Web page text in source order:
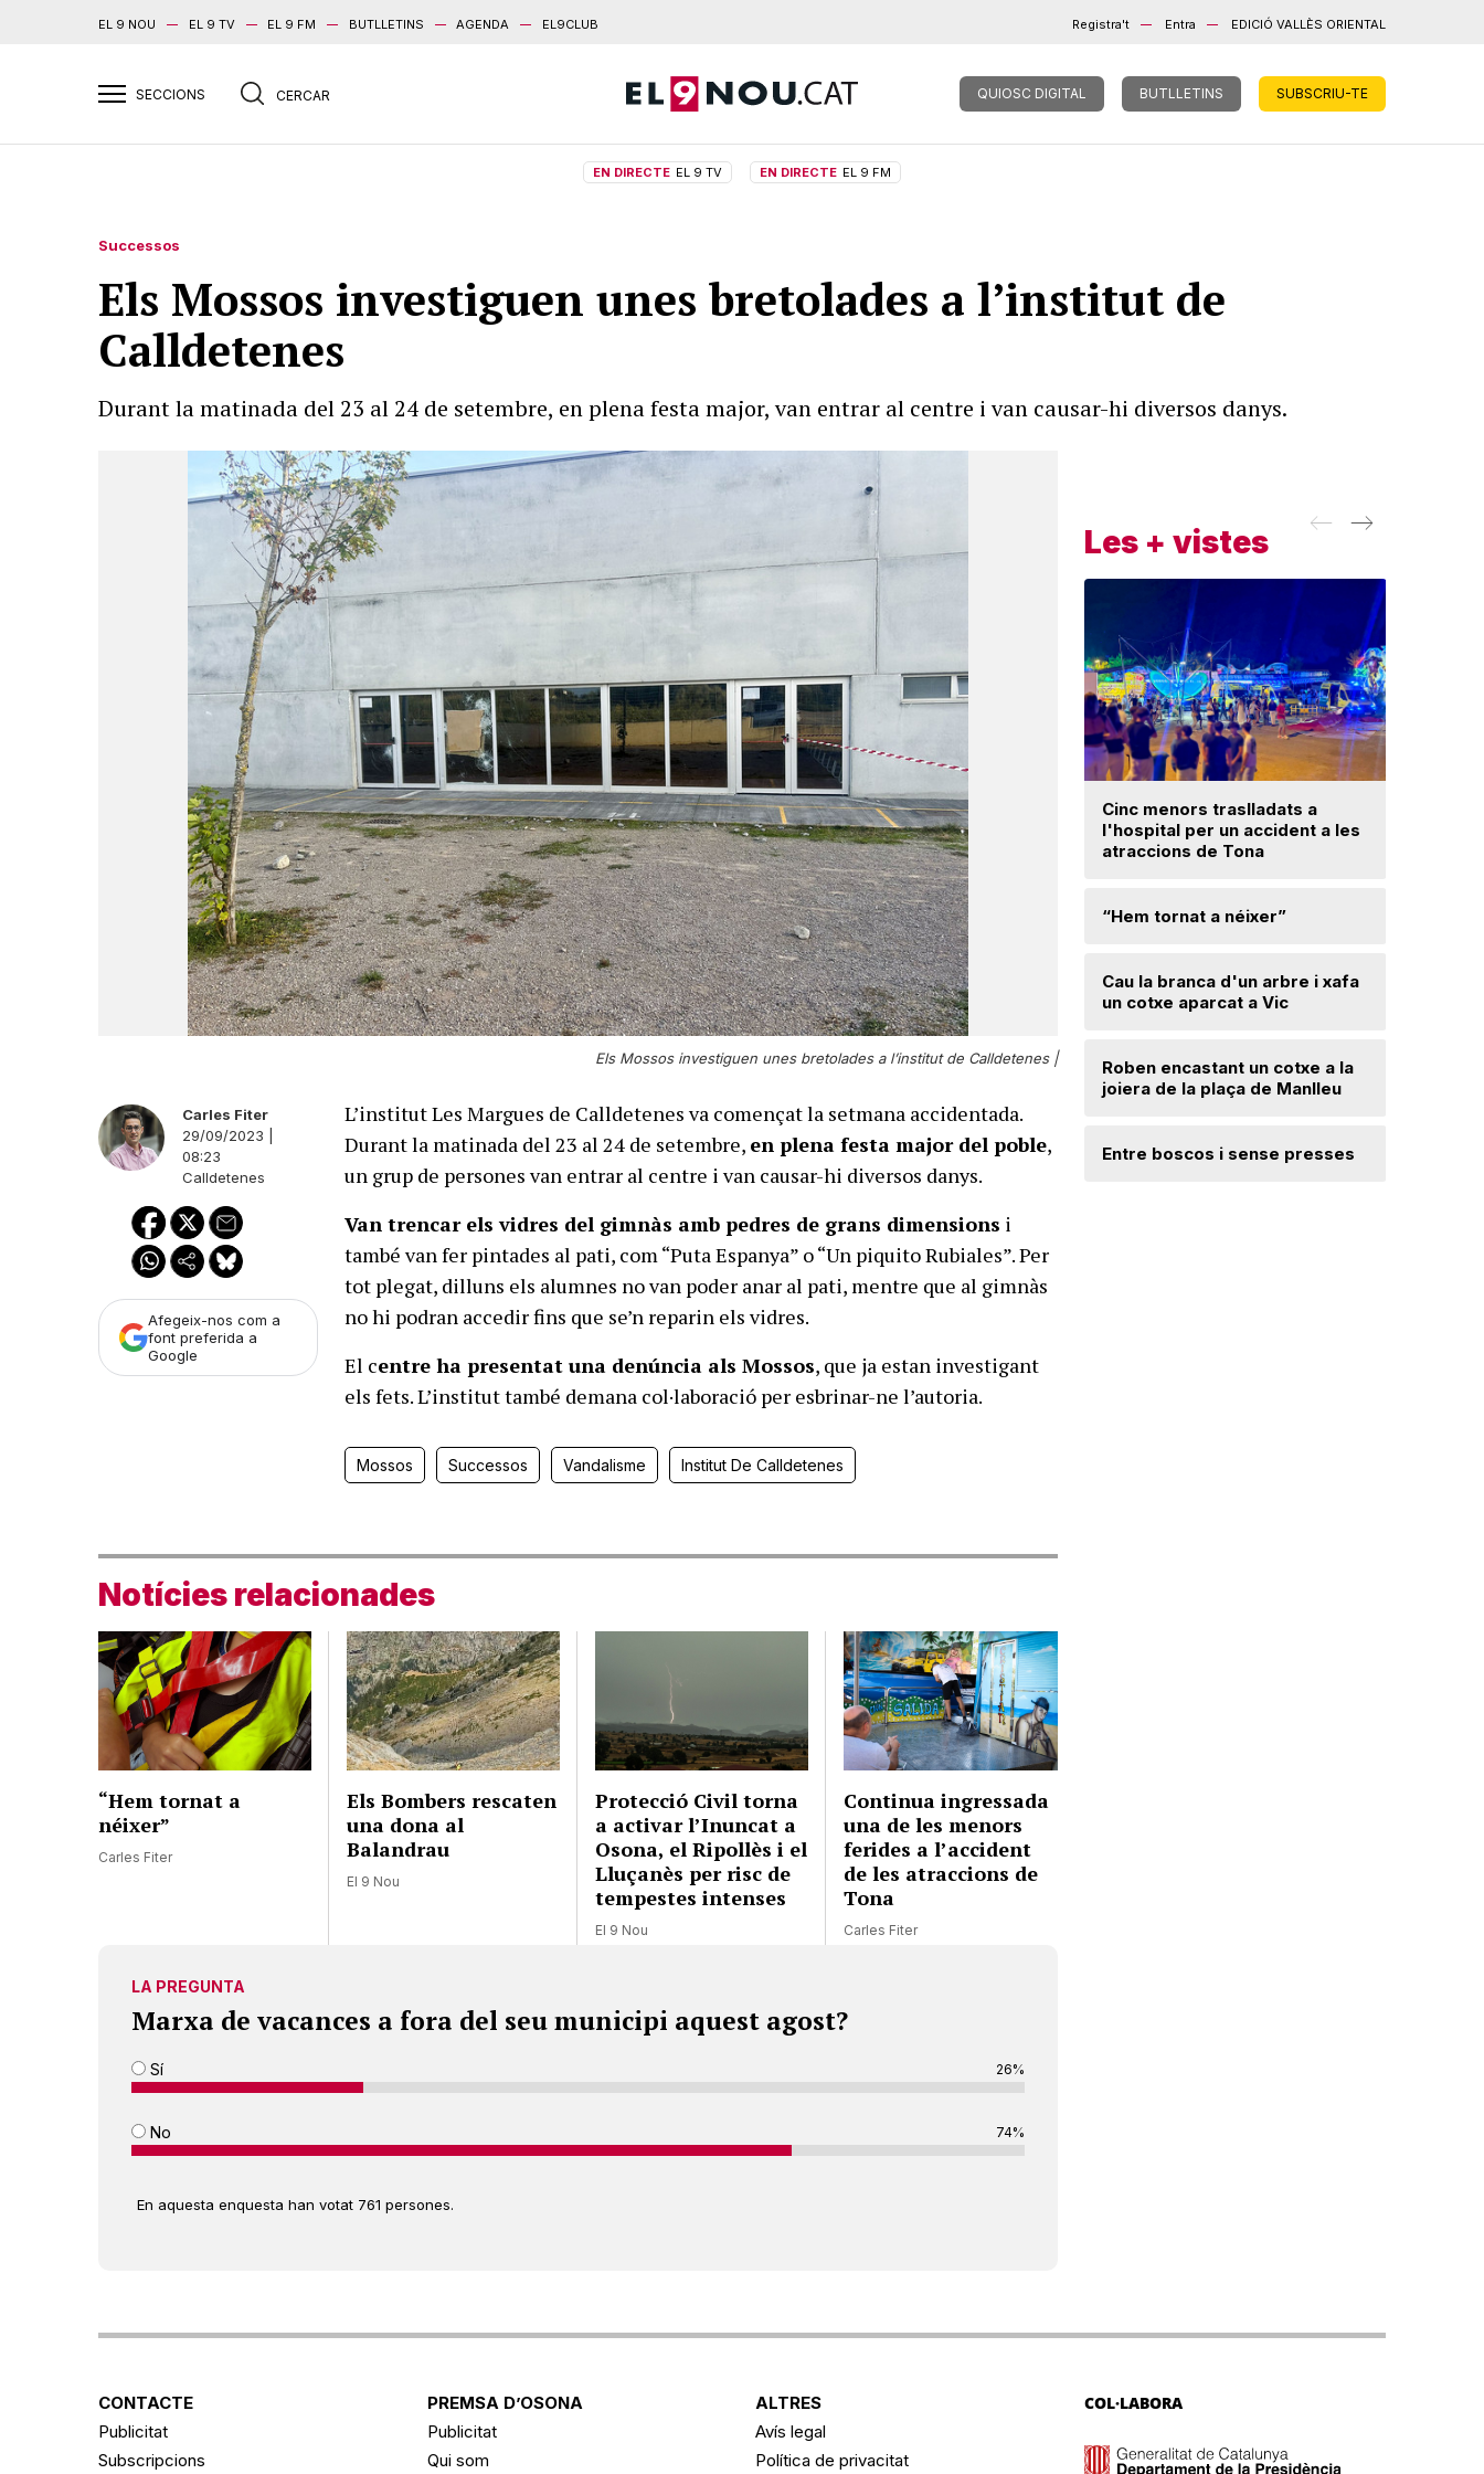
EL 9 NOU EL 9 TV EL 9 FM BUTLLETINS AGENDA EL9CLUB Registra't Entra EDICIÓ VALLÈS ORIENTAL
QUIOSC DIGITAL BUTLLETINS SUBSCRIU-TE
EN DIRECTE EL 9 TV EN DIRECTE EL 9 FM
Successos
Els Mossos investiguen unes bretolades a l’institut de
Calldetenes
Durant la matinada del 23 al 24 de setembre, en plena festa major, van entrar al centre i van causar-hi diversos danys.
Els Mossos investiguen unes bretolades a l’institut de Calldetenes |
Carles Fiter
29/09/2023 |
08:23
Calldetenes
Afegeix-nos com a
font preferida a
Google
L’institut Les Margues de Calldetenes va començat la setmana accidentada.
Durant la matinada del 23 al 24 de setembre, en plena festa major del poble,
un grup de persones van entrar al centre i van causar-hi diversos danys.
Van trencar els vidres del gimnàs amb pedres de grans dimensions i
també van fer pintades al pati, com “Puta Espanya” o “Un piquito Rubiales”. Per
tot plegat, dilluns els alumnes no van poder anar al pati, mentre que al gimnàs
no hi podran accedir fins que se’n reparin els vidres.
El centre ha presentat una denúncia als Mossos, que ja estan investigant
els fets. L’institut també demana col·laboració per esbrinar-ne l’autoria.
Mossos Successos Vandalisme Institut De Calldetenes
Notícies relacionades
“Hem tornat a
néixer”
Carles Fiter
Els Bombers rescaten
una dona al
Balandrau
El 9 Nou
Protecció Civil torna
a activar l’Inuncat a
Osona, el Ripollès i el
Lluçanès per risc de
tempestes intenses
El 9 Nou
Continua ingressada
una de les menors
ferides a l’accident
de les atraccions de
Tona
Carles Fiter
LA PREGUNTA
Marxa de vacances a fora del seu municipi aquest agost?
Sí 26%
No 74%
En aquesta enquesta han votat 761 persones.
Les + vistes
Cinc menors traslladats a
l'hospital per un accident a les
atraccions de Tona
“Hem tornat a néixer”
Cau la branca d'un arbre i xafa
un cotxe aparcat a Vic
Roben encastant un cotxe a la
joiera de la plaça de Manlleu
Entre boscos i sense presses
CONTACTE
Publicitat
Subscripcions
PREMSA D’OSONA
Publicitat
Qui som
ALTRES
Avís legal
Política de privacitat
COL·LABORA